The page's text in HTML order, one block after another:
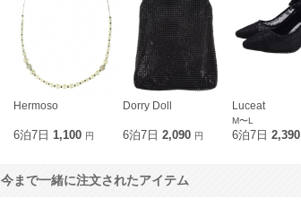
Hermoso
6泊7日 1,100 円
Dorry Doll
6泊7日2,090 円
Luceat
M〜L
6泊7日2,390
今まで一緒に注文されたアイテム